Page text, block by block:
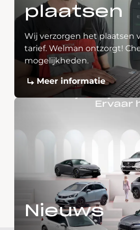
plaatsen
Wij verzorgen het plaatsen
tarief. Welman ontzorgt!
mogelijkheden.
Meer informatie
Nieuws